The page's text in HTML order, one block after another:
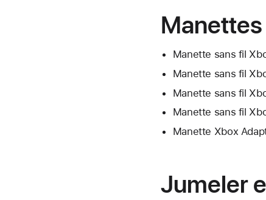
Manette sans fil
Manette sans fil
Manette sans fil
Manette sans fil
Manette Xbox
Jumeler